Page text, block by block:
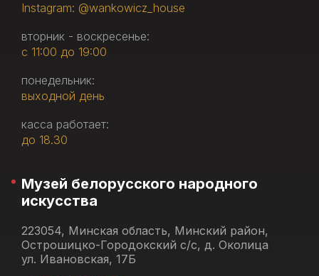
Instagram: @wankowicz_house
вторник - воскресенье:
с 11:00 до 19:00
понедельник:
выходной день
касса работает:
до 18.30
Музей белорусского народного
искусства
223054, Минская область, Минский район,
Острошицко-Городокский с/с, д. Околица
ул. Ивановская, 17Б